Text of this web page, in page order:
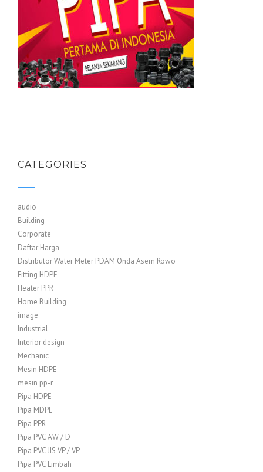
CATEGORIES
audio
Building
Corporate
Daftar Harga
Distributor Water Meter PDAM Onda Asem Rowo
Fitting HDPE
Heater PPR
Home Building
image
Industrial
Interior design
Mechanic
Mesin HDPE
mesin pp-r
Pipa HDPE
Pipa MDPE
Pipa PPR
Pipa PVC AW / D
Pipa PVC JIS VP / VP
Pipa PVC Limbah